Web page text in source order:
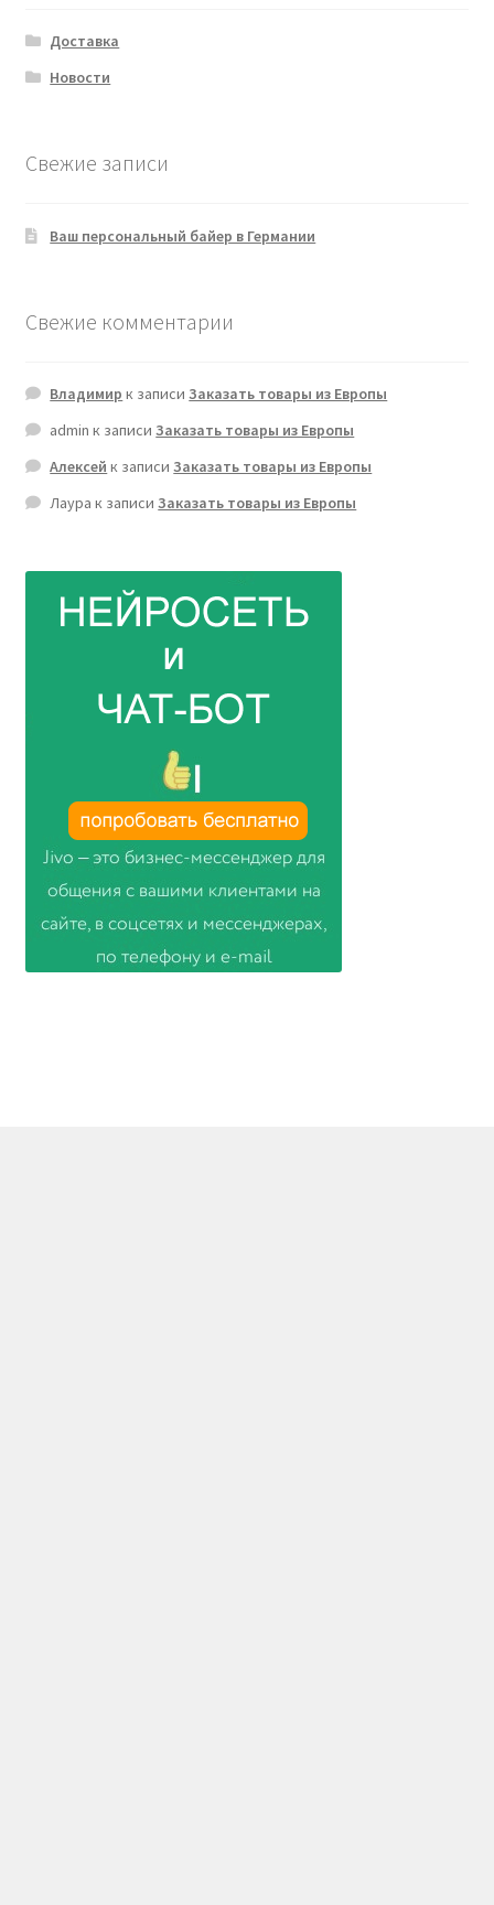
Доставка
Новости
Свежие записи
Ваш персональный байер в Германии
Свежие комментарии
Владимир к записиЗаказать товары из Европы
admin к записиЗаказать товары из Европы
Алексей к записиЗаказать товары из Европы
Лаура к записиЗаказать товары из Европы